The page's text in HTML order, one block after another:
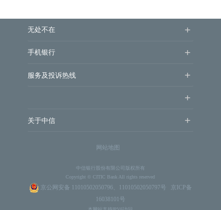
无处不在 +
手机银行 +
服务及投诉热线
+
+
关于中信 +
网站地图
中信银行股份有限公司版权所有
Copyright © CITIC Bank All rights reserved
京公网安备 11010502050796、11010502050797号
京ICP备
16038101号